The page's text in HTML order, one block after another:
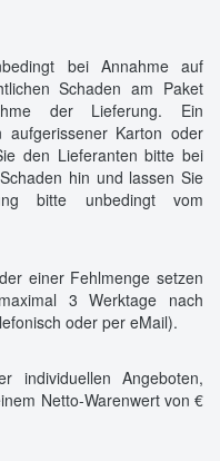
bei Annahme auf
Schaden am Paket
der Lieferung. Ein
aufgerissener Karton oder
den Lieferanten bitte bei
hin und lassen Sie
bitte unbedingt vom
einer Fehlmenge setzen
3 Werktage nach
oder per eMail).
individuellen Angeboten,
Netto-Warenwert von €